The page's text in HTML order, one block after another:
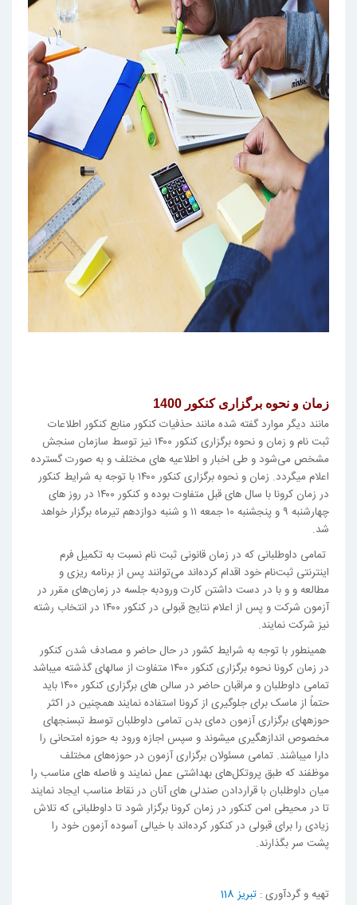
زمان و نحوه برگزاری کنکور 1400
مانند دیگر موارد گفته شده مانند حذفیات کنکور منابع کنکور اطلاعات
ثبت نام و زمان و نحوه برگزاری کنکور ۱۴۰۰ نیز توسط سازمان سنجش
مشخص می‌شود و طی اخبار و اطلاعیه های مختلف و به صورت گسترده
اعلام میگردد. زمان و نحوه برگزاری کنکور ۱۴۰۰ با توجه به شرایط کنکور
در زمان کرونا با سال های قبل متفاوت بوده و کنکور ۱۴۰۰ در روز های
چهارشنبه ۹ و پنجشنبه ۱۰ جمعه ۱۱ و شنبه دوازدهم تیرماه برگزار خواهد
شد.
تمامی داوطلبانی که در زمان قانونی ثبت نام نسبت به تکمیل فرم
اینترنتی ثبت‌نام خود اقدام کرده‌اند می‌توانند پس از برنامه ریزی و
مطالعه و و با در دست داشتن کارت ورودبه جلسه در زمان‌های مقرر در
آزمون شرکت و پس از اعلام نتایج قبولی در کنکور ۱۴۰۰ در انتخاب رشته
نیز شرکت نمایند.
همینطور با توجه به شرایط کشور در حال حاضر و مصادف شدن کنکور
در زمان کرونا نحوه برگزاری کنکور ۱۴۰۰ متفاوت از سالهای گذشته می­باشد
تمامی داوطلبان و مراقبان حاضر در سالن های برگزاری کنکور ۱۴۰۰ باید
حتماً از ماسک برای جلوگیری از کرونا استفاده نمایند همچنین در اکثر
حوزه­های برگزاری آزمون دمای بدن تمامی داوطلبان توسط تب­سنج­های
مخصوص اندازه­گیری می­شوند و سپس اجازه ورود به حوزه امتحانی را
دارا میباشند. تمامی مسئولان برگزاری آزمون در حوزه‌های مختلف
موظفند که طبق پروتکل‌های بهداشتی عمل نمایند و فاصله­ های مناسب را
میان داوطلبان با قرار­دادن صندلی های آنان در نقاط مناسب ایجاد نمایند
تا در محیطی امن کنکور در زمان کرونا برگزار شود تا داوطلبانی که تلاش
زیادی را برای قبولی در کنکور کرده‌اند با خیالی آسوده آزمون خود را
پشت سر بگذارند.
تهیه و گردآوری : تبریز 118